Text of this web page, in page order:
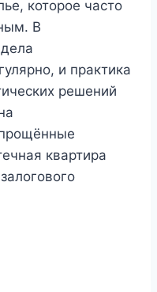
которое часто
В
и практика
решений
квартира